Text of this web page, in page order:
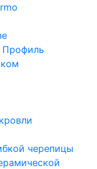
Профиль
черепицы